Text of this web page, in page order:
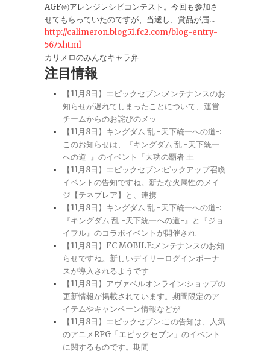
AGF㈱アレンジレシピコンテスト。今回も参加さ
せてもらっていたのですが、当選し、賞品が届...
http://calimeron.blog51.fc2.com/blog-entry-
5675.html
カリメロのみんなキャラ弁
注目情報
【11月8日】エピックセブン:メンテナンスのお
知らせが遅れてしまったことについて、運営
チームからのお詫びのメッ
【11月8日】キングダム 乱 -天下統一への道-:
このお知らせは、『キングダム 乱 -天下統一
への道-』のイベント『大功の覇者 王
【11月8日】エピックセブン:ピックアップ召喚
イベントの告知ですね。新たな火属性のメイ
ジ【テネブレア】と、連携
【11月8日】キングダム 乱 -天下統一への道-:
『キングダム 乱 -天下統一への道-』と『ジョ
イフル』のコラボイベントが開催され
【11月8日】FC MOBILE:メンテナンスのお知
らせですね。新しいデイリーログインボーナ
スが導入されるようです
【11月8日】アヴァベルオンライン:ショップの
更新情報が掲載されています。期間限定のア
イテムやキャンペーン情報などが
【11月8日】エピックセブン:この告知は、人気
のアニメRPG「エピックセブン」のイベント
に関するものです。期間